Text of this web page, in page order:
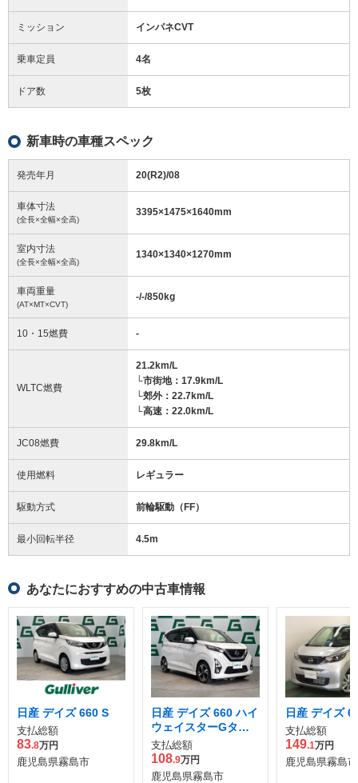
ミッション インパネCVT
乗車定員 4名
ドア数 5枚
新車時の車種スペック
発売年月 20(R2)/08
車体寸法
(全長×全幅×全高)
3395×1475×1640mm
室内寸法
(全長×全幅×全高)
1340×1340×1270mm
車両重量
(AT×MT×CVT)
-/-/850kg
10・15燃費 -
WLTC燃費
21.2km/L
└市街地：17.9km/L
└郊外：22.7km/L
└高速：22.0km/L
JC08燃費 29.8km/L
使用燃料 レギュラー
駆動方式 前輪駆動（FF）
最小回転半径 4.5m
あなたにおすすめの中古車情報
日産 デイズ 660 S
支払総額
83.8万円
鹿児島県霧島市
日産 デイズ 660 ハイ
ウェイスターGター
ボ プロパイロット エ
ディション
支払総額
108.9万円
鹿児島県霧島市
日産 デイズ
支払総額
149.1万円
鹿児島県霧島市